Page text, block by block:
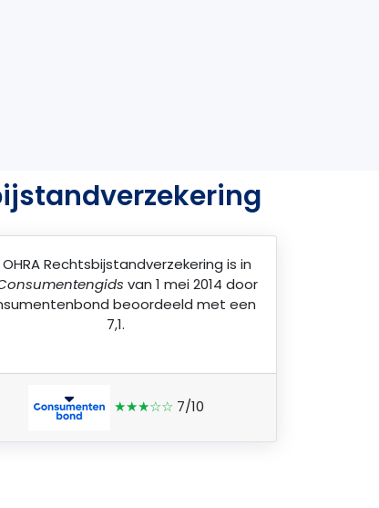
OHRA Rechtsbijstandverzekering is in
van 1 mei 2014 door
beoordeeld met een
7,1.
★★★☆☆ 7/10